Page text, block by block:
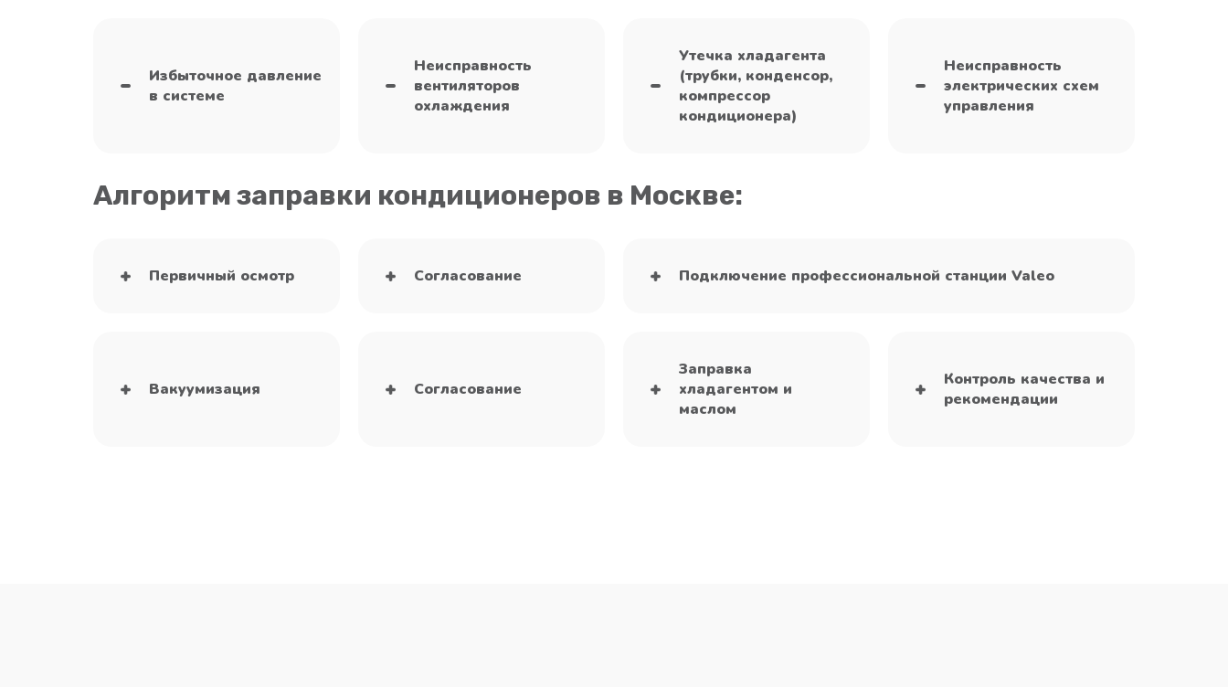
Избыточное давление
в системе
Неисправность
вентиляторов
охлаждения
Утечка хладагента
(трубки, конденсор,
компрессор
кондиционера)
Неисправность
электрических схем
управления
Алгоритм заправки кондиционеров в Москве:
Первичный осмотр Согласование Подключение профессиональной станции Valeo
Вакуумизация Согласование
Заправка
хладагентом и
маслом
Контроль качества и
рекомендации